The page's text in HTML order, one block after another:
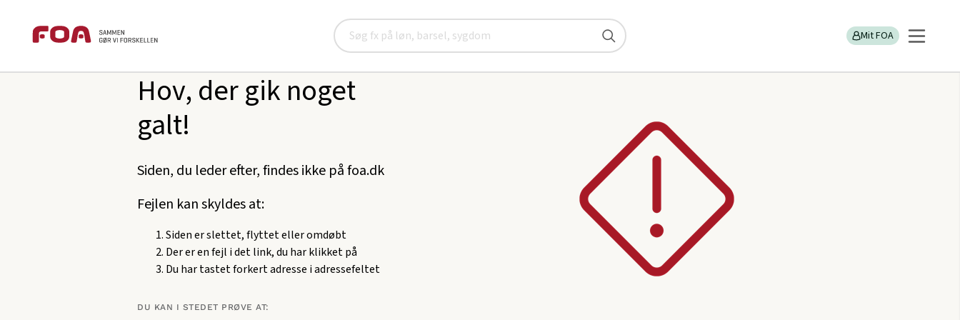
hovedindhold
hovedmenu
Søg
Mit FOA
Hov, der gik noget
galt!
Siden, du leder efter, findes ikke på foa.dk
Fejlen kan skyldes at:
Siden er slettet, flyttet eller omdøbt
Der er en fejl i det link, du har klikket på
Du har tastet forkert adresse i adressefeltet
DU KAN I STEDET PRØVE AT: